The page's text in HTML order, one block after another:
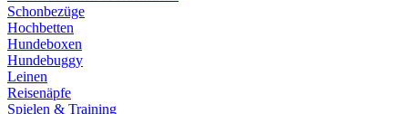
Schonbezüge
Hochbetten
Hundeboxen
Hundebuggy
Leinen
Reisenäpfe
Spielen & Training